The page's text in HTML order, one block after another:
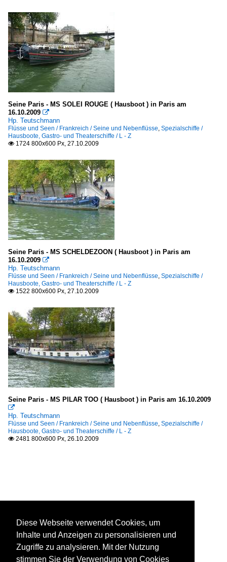
Seine Paris - MS SOLEI ROUGE ( Hausboot ) in Paris am
16.10.2009 
Hp. Teutschmann
Flüsse und Seen / Frankreich / Seine und Nebenflüsse, Spezialschiffe /
Hausboote, Gastro- und Theaterschiffe / L - Z
 1724 800x600 Px, 27.10.2009
Seine Paris - MS SCHELDEZOON ( Hausboot ) in Paris am
16.10.2009 
Hp. Teutschmann
Flüsse und Seen / Frankreich / Seine und Nebenflüsse, Spezialschiffe /
Hausboote, Gastro- und Theaterschiffe / L - Z
 1522 800x600 Px, 27.10.2009
Seine Paris - MS PILAR TOO ( Hausboot ) in Paris am 16.10.2009

Hp. Teutschmann
Flüsse und Seen / Frankreich / Seine und Nebenflüsse, Spezialschiffe /
Hausboote, Gastro- und Theaterschiffe / L - Z
 2481 800x600 Px, 26.10.2009
Diese Webseite verwendet Cookies, um
Inhalte und Anzeigen zu personalisieren und
Zugriffe zu analysieren. Mit der Nutzung
stimmen Sie der Verwendung von Cookies